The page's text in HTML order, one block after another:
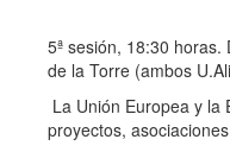
5ª sesión, 18:30
de la Torre (ambos
La Unión Europea y la
proyectos,